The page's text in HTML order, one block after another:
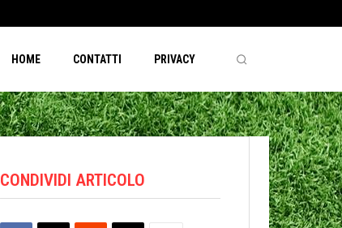
HOME CONTATTI PRIVACY
CONDIVIDI ARTICOLO